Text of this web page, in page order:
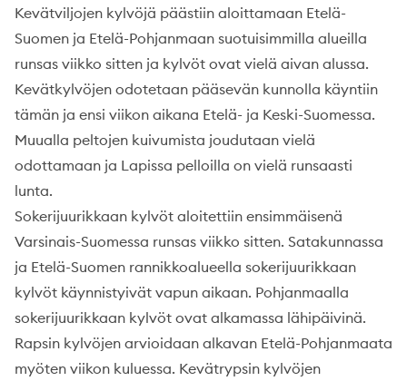
Kevätviljojen kylvöjä päästiin aloittamaan Etelä-
Suomen ja Etelä-Pohjanmaan suotuisimmilla alueilla
runsas viikko sitten ja kylvöt ovat vielä aivan alussa.
Kevätkylvöjen odotetaan pääsevän kunnolla käyntiin
tämän ja ensi viikon aikana Etelä- ja Keski-Suomessa.
Muualla peltojen kuivumista joudutaan vielä
odottamaan ja Lapissa pelloilla on vielä runsaasti
lunta.
Sokerijuurikkaan kylvöt aloitettiin ensimmäisenä
Varsinais-Suomessa runsas viikko sitten. Satakunnassa
ja Etelä-Suomen rannikkoalueella sokerijuurikkaan
kylvöt käynnistyivät vapun aikaan. Pohjanmaalla
sokerijuurikkaan kylvöt ovat alkamassa lähipäivinä.
Rapsin kylvöjen arvioidaan alkavan Etelä-Pohjanmaata
myöten viikon kuluessa. Kevätrypsin kylvöjen